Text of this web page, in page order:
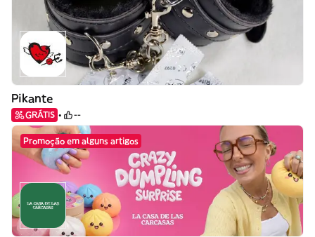
Pikante
GRÁTIS --
Promoção em alguns artigos